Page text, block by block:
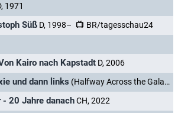
1971
Süß D, 1998– BR/tagesschau24
Kairo nach Kapstadt D, 2006
und dann links (Halfway Across the Galaxy and Turn Left) AUS/D, 1991–1992
- 20 Jahre danachCH, 2022